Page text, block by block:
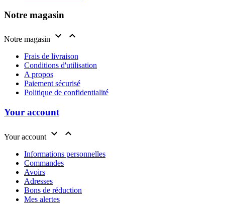
Notre magasin
Notre magasin  
Frais de livraison
Conditions d'utilisation
A propos
Paiement sécurisé
Politique de confidentialité
Your account
Your account  
Informations personnelles
Commandes
Avoirs
Adresses
Bons de réduction
Mes alertes